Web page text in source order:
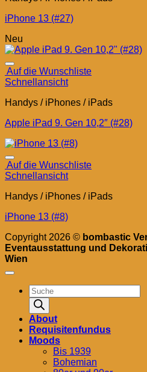
iPhone 13 (#27)
Neu
Auf die Wunschliste
Schnellansicht
Handys / iPhones / iPads
Apple iPad 9. Gen 10,2″ (#28)
Auf die Wunschliste
Schnellansicht
Handys / iPhones / iPads
iPhone 13 (#8)
Copyright 2026 © bombastic
Eventausstattung und
Wien
Products
search
About
Requisitenfundus
Moods
Bis 1939
Bohemian